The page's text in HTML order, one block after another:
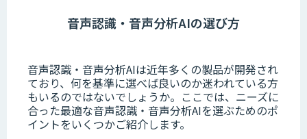
音声認識・音声分析AIの選び方
音声認識・音声分析AIは近年多くの製品が開発され
ており、何を基準に選べば良いのか迷われている方
もいるのではないでしょうか。 ここでは、ニーズに
合った最適な音声認識・音声分析AIを選ぶためのポ
イントをいくつかご紹介します。